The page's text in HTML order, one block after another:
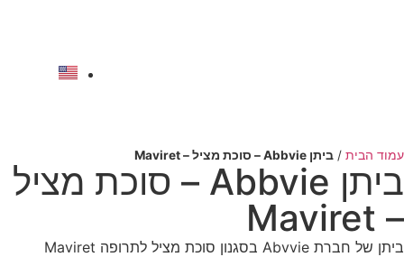
עמוד הבית / ביתן Abbvie – סוכת מציל – Maviret
ביתן Abbvie – סוכת מציל
– Maviret
ביתן של חברת Abvvie בסגנון סוכת מציל לתרופה Maviret